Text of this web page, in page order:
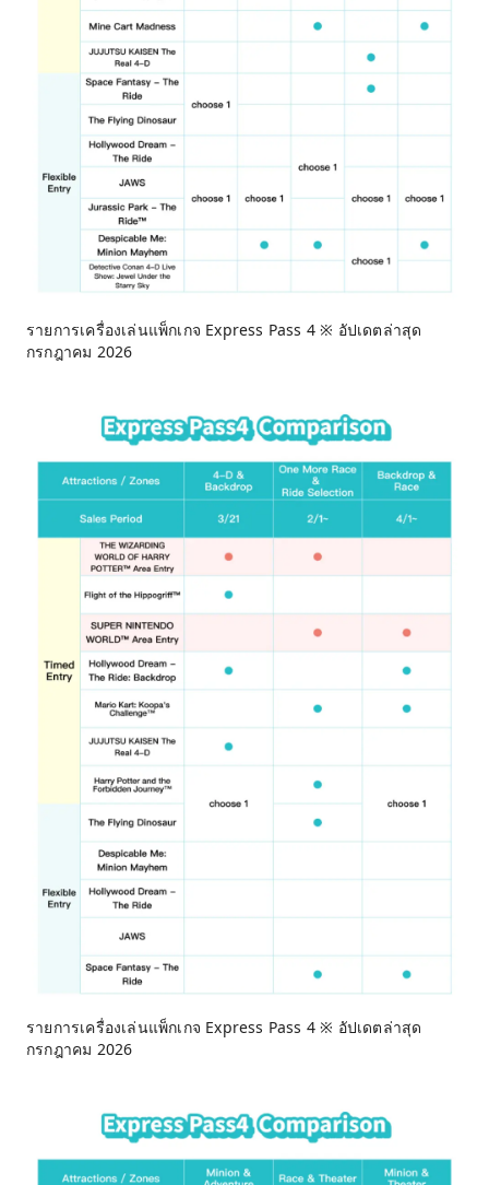
รายการเครื่องเล่นแพ็กเกจ Express Pass 4 ※ อัปเดตล่าสุด
กรกฎาคม 2026
รายการเครื่องเล่นแพ็กเกจ Express Pass 4 ※ อัปเดตล่าสุด
กรกฎาคม 2026